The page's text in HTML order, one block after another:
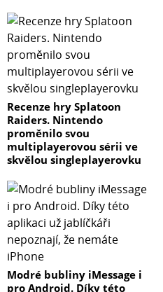
Recenze hry Splatoon
Raiders. Nintendo
proměnilo svou
multiplayerovou sérii ve
skvělou singleplayerovku
Modré bubliny iMessage i
pro Android. Díky této